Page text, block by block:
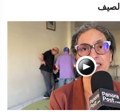
الصيف